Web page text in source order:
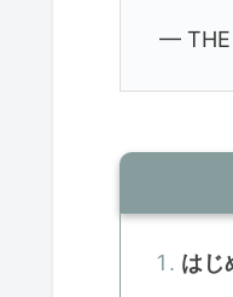
— THE
はじ